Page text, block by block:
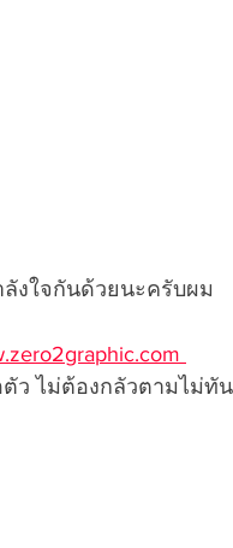
งใจกันด้วยนะครับผม
ว ไม่ต้องกลัวตามไม่ทัน